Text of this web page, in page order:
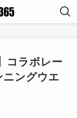
コラボレー
ニングウエ